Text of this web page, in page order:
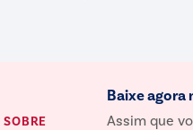
SOBRE
Baixe agora
Assim que